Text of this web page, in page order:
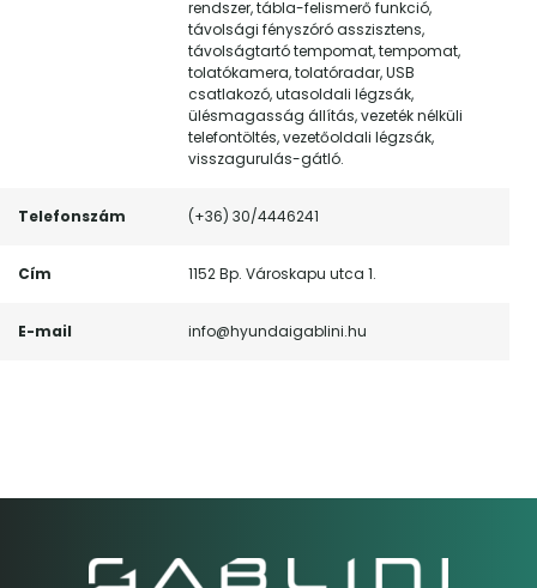
rendszer, tábla-felismerő funkció,
távolsági fényszóró asszisztens,
távolságtartó tempomat, tempomat,
tolatókamera, tolatóradar, USB
csatlakozó, utasoldali légzsák,
ülésmagasság állítás, vezeték nélküli
telefontöltés, vezetőoldali légzsák,
visszagurulás-gátló.
Telefonszám (+36) 30/4446241
Cím 1152 Bp. Városkapu utca 1.
E-mail info@hyundaigablini.hu